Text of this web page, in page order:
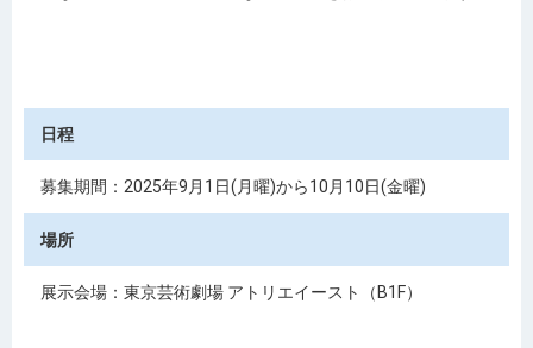
日程
募集期間：2025年9月1日(月曜)から10月10日(金曜)
場所
展示会場：東京芸術劇場 アトリエイースト（B1F）